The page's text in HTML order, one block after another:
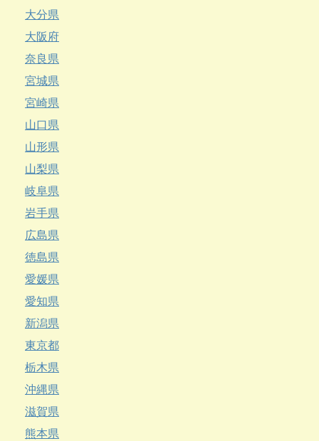
大分県
大阪府
奈良県
宮城県
宮崎県
山口県
山形県
山梨県
岐阜県
岩手県
広島県
徳島県
愛媛県
愛知県
新潟県
東京都
栃木県
沖縄県
滋賀県
熊本県